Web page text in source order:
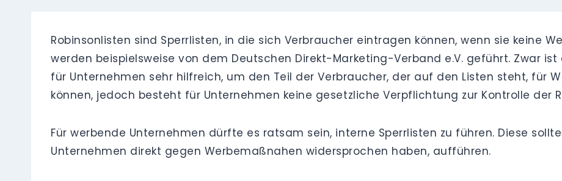
Robinsonlisten sind Sperrlisten, in die sich Verbraucher eintragen können, wenn sie keine
werden beispielsweise von dem Deutschen Direkt-Marketing-Verband e.V. geführt. Zwar ist
für Unternehmen sehr hilfreich, um den Teil der Verbraucher, der auf den Listen steht, für
können, jedoch besteht für Unternehmen keine gesetzliche Verpflichtung zur Kontrolle der
Für werbende Unternehmen dürfte es ratsam sein, interne Sperrlisten zu führen. Diese
Unternehmen direkt gegen Werbemaßnahen widersprochen haben, aufführen.